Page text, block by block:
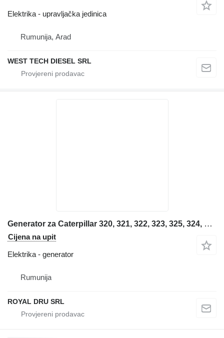
Elektrika - upravljačka jedinica
Rumunija, Arad
WEST TECH DIESEL SRL
Generator za Caterpillar 320, 321, 322, 323, 325, 324, 329, 330, 336 bagera
Cijena na upit
Elektrika - generator
Rumunija
ROYAL DRU SRL